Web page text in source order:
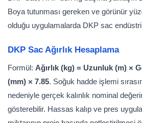
Boya tutunması gereken ve görünür
olduğu uygulamalarda DKP sac
DKP Sac Ağırlık Hesaplama
Formül: Ağırlık (kg) = Uzunluk (m) ×
(mm) × 7.85. Soğuk hadde işlemi
nedeniyle gerçek kalınlık nominal
gösterebilir. Hassas kalıp ve pres